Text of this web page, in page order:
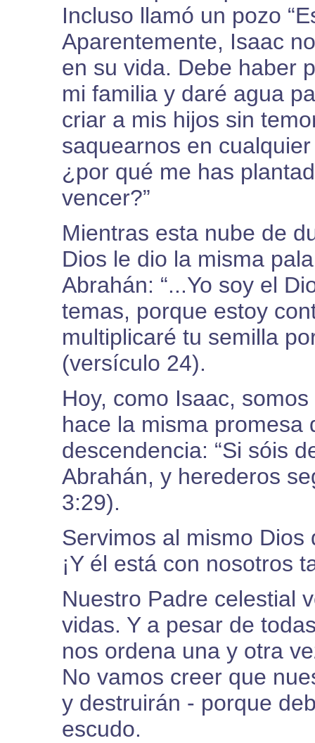
Incluso llamó un pozo
Aparentemente, Isaac
en su vida. Debe haber
mi familia y daré agua
criar a mis hijos sin
saquearnos en
¿por qué me has
vencer?”
Mientras esta nube de
Dios le dio la misma
Abrahán: “...Yo soy el
temas, porque estoy
multiplicaré tu semilla
(versículo 24).
Hoy, como Isaac,
hace la misma promesa
descendencia: “Si sóis
Abrahán, y herederos
3:29).
Servimos al mismo
¡Y él está con nosotros
Nuestro Padre celestial
vidas. Y a pesar de
nos ordena una y otra
No vamos creer que
y destruirán - porque
escudo.